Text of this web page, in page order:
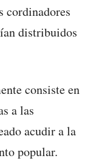
cordinadores
distribuidos
consiste en
a las
acudir a la
popular.